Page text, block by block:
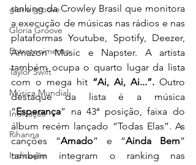
gloria groove
Gloria Groove
Entretenimento
Taylor Swift
Música Mundial
Indicação
Rihanna
Indicação
ranking da Crowley Brasil que monitora
a execução de músicas nas rádios e nas
plataformas Youtube, Spotify, Deezer,
Amazon Music e Napster. A artista
também ocupa o quarto lugar da lista
com o mega hit “Ai, Ai, Ai...”. Outro
destaque da lista é a música
“Esperança” na 43ª posição, faixa do
álbum recém lançado “Todas Elas”. As
canções “Amado” e “Ainda Bem”
também integram o ranking nas